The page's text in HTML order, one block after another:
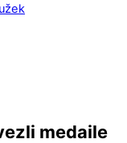
medaile